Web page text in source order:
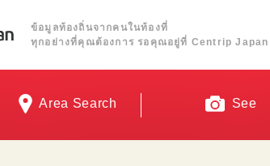
ข้อมูลท้องถิ่นจากคนในท้องที่
ทุกอย่างที่คุณต้องการ รอคุณอยู่ที่ Centrip Japan
Area Search See